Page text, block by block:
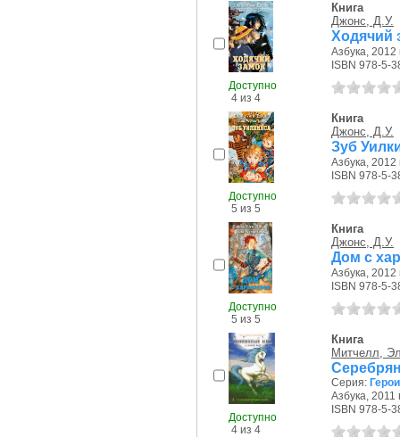
Доступно
4 из 4
Книга
Джонс, Д.У.
Ходячий
Азбука, 2012
ISBN 978-5-
Доступно
5 из 5
Книга
Джонс, Д.У.
Зуб
Азбука, 2012
ISBN 978-5-
Доступно
5 из 5
Книга
Джонс, Д.У.
Дом с
Азбука, 2012
ISBN 978-5-
Доступно
4 из 4
Книга
Митчелл,
Серия:
Азбука, 2011
ISBN 978-5-